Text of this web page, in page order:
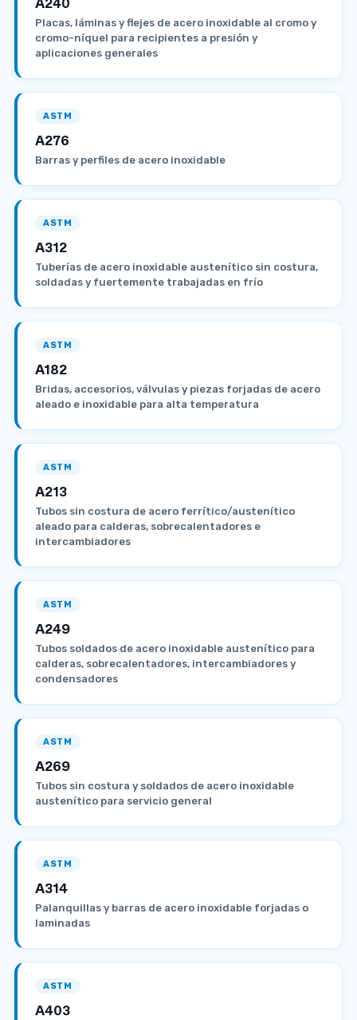
Placas, láminas y flejes de acero inoxidable al cromo y
cromo-níquel para recipientes a presión y
aplicaciones generales
ASTM
A276
Barras y perfiles de acero inoxidable
ASTM
A312
Tuberías de acero inoxidable austenítico sin costura,
soldadas y fuertemente trabajadas en frío
ASTM
A182
Bridas, accesorios, válvulas y piezas forjadas de acero
aleado e inoxidable para alta temperatura
ASTM
A213
Tubos sin costura de acero ferrítico/austenítico
aleado para calderas, sobrecalentadores e
intercambiadores
ASTM
A249
Tubos soldados de acero inoxidable austenítico para
calderas, sobrecalentadores, intercambiadores y
condensadores
ASTM
A269
Tubos sin costura y soldados de acero inoxidable
austenítico para servicio general
ASTM
A314
Palanquillas y barras de acero inoxidable forjadas o
laminadas
ASTM
A403